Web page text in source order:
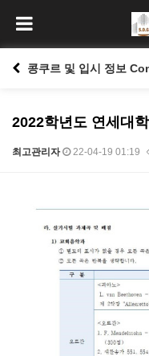
콩쿠르 및 입시 정보
2022학년도 연세대
최고관리자 22-04-19 01:19